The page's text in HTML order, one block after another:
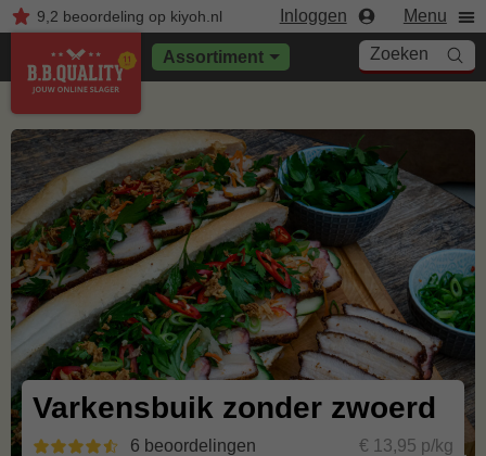
9,2 beoordelingop kiyoh.nl Inloggen Menu
Assortiment Zoeken
Varkensbuik zonder zwoerd
6 beoordelingen € 13,95 p/kg